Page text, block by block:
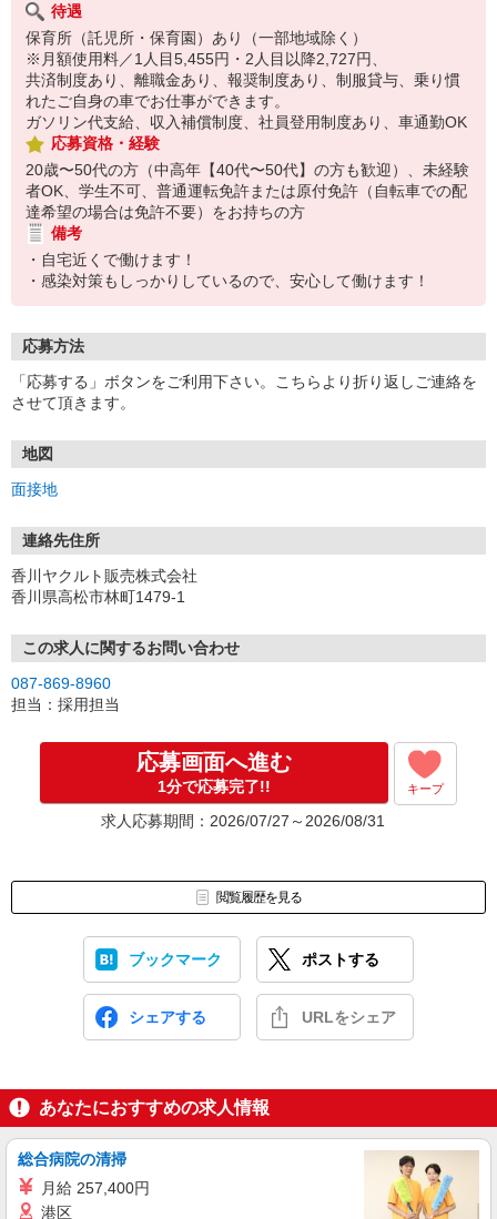
待遇
保育所（託児所・保育園）あり（一部地域除く）
※月額使用料／1人目5,455円・2人目以降2,727円、
共済制度あり、離職金あり、報奨制度あり、制服貸与、乗り慣
れたご自身の車でお仕事ができます。
ガソリン代支給、収入補償制度、社員登用制度あり、車通勤OK
応募資格・経験
20歳〜50代の方（中高年【40代〜50代】の方も歓迎）、未経験
者OK、学生不可、普通運転免許または原付免許（自転車での配
達希望の場合は免許不要）をお持ちの方
備考
・自宅近くで働けます！
・感染対策もしっかりしているので、安心して働けます！
応募方法
「応募する」ボタンをご利用下さい。こちらより折り返しご連絡を
させて頂きます。
地図
面接地
連絡先住所
香川ヤクルト販売株式会社
香川県高松市林町1479-1
この求人に関するお問い合わせ
087-869-8960
担当：採用担当
応募画面へ進む
1分で応募完了!! キープ
求人応募期間：2026/07/27～2026/08/31
閲覧履歴を見る
ブックマーク ポストする
シェアする URLをシェア
あなたにおすすめの求人情報
総合病院の清掃
月給 257,400円
港区